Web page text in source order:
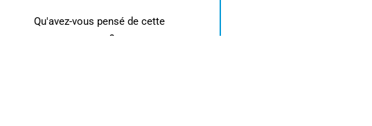
Qu'avez-vous pensé de cette
page ?